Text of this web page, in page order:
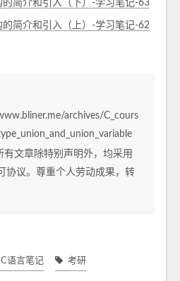
简介和引入（下）-学习笔记-63
简介和引入（上）-学习笔记-62
archives/C_cours
有文章除特别声明外，均采用
协议。尊重个人劳动成果，转
C语言笔记 考研